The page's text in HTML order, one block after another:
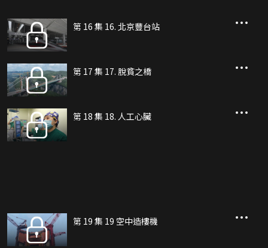
第 16 集 16. 北京豐台站
第 17 集 17. 脫貧之橋
第 18 集 18. 人工心臟
第 19 集 19 空中造樓機